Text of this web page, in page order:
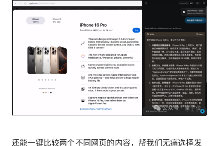
还能一键比较两个不同网页的内容，帮我们无痛选择发